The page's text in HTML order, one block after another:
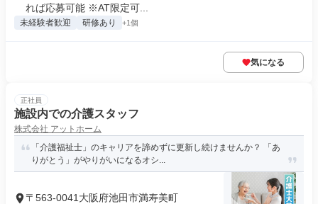
れば応募可能 ※AT限定可...
未経験者歓迎 研修あり +1個
気になる
正社員
施設内での介護スタッフ
株式会社 アットホーム
「介護福祉士」のキャリアを諦めずに更新し続けませんか？ 「あ
りがとう」がやりがいになるオシ...
〒563-0041大阪府池田市満寿美町